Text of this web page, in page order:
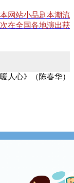
网站小品剧本潮流
在全国各地演出获
人心》（陈春华）